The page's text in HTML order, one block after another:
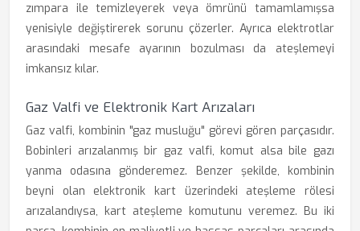
zımpara ile temizleyerek veya ömrünü tamamlamışsa
yenisiyle değiştirerek sorunu çözerler. Ayrıca elektrotlar
arasındaki mesafe ayarının bozulması da ateşlemeyi
imkansız kılar.
Gaz Valfi ve Elektronik Kart Arızaları
Gaz valfi, kombinin "gaz musluğu" görevi gören parçasıdır.
Bobinleri arızalanmış bir gaz valfi, komut alsa bile gazı
yanma odasına gönderemez. Benzer şekilde, kombinin
beyni olan elektronik kart üzerindeki ateşleme rölesi
arızalandıysa, kart ateşleme komutunu veremez. Bu iki